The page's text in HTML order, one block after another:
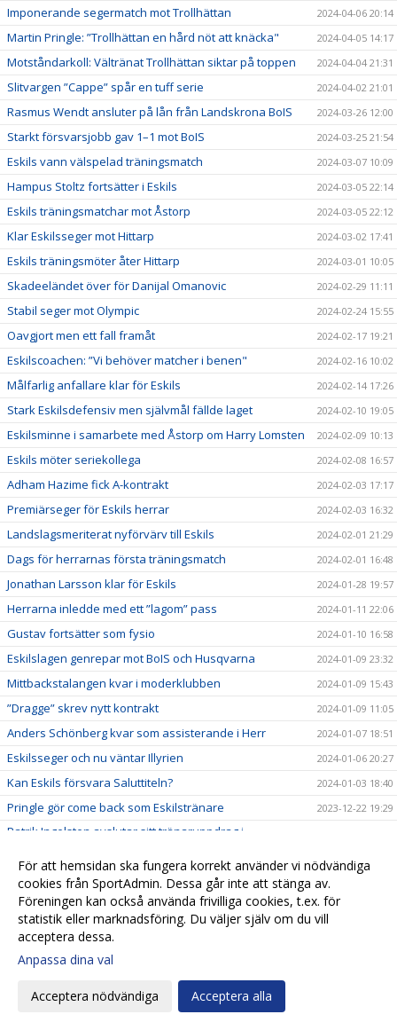
Imponerande segermatch mot Trollhättan 2024-04-06 20:14
Martin Pringle: ”Trollhättan en hård nöt att knäcka" 2024-04-05 14:17
Motståndarkoll: Vältränat Trollhättan siktar på toppen 2024-04-04 21:31
Slitvargen ”Cappe” spår en tuff serie 2024-04-02 21:01
Rasmus Wendt ansluter på lån från Landskrona BoIS 2024-03-26 12:00
Starkt försvarsjobb gav 1–1 mot BoIS 2024-03-25 21:54
Eskils vann välspelad träningsmatch 2024-03-07 10:09
Hampus Stoltz fortsätter i Eskils 2024-03-05 22:14
Eskils träningsmatchar mot Åstorp 2024-03-05 22:12
Klar Eskilsseger mot Hittarp 2024-03-02 17:41
Eskils träningsmöter åter Hittarp 2024-03-01 10:05
Skadeeländet över för Danijal Omanovic 2024-02-29 11:11
Stabil seger mot Olympic 2024-02-24 15:55
Oavgjort men ett fall framåt 2024-02-17 19:21
Eskilscoachen: ”Vi behöver matcher i benen" 2024-02-16 10:02
Målfarlig anfallare klar för Eskils 2024-02-14 17:26
Stark Eskilsdefensiv men självmål fällde laget 2024-02-10 19:05
Eskilsminne i samarbete med Åstorp om Harry Lomsten 2024-02-09 10:13
Eskils möter seriekollega 2024-02-08 16:57
Adham Hazime fick A-kontrakt 2024-02-03 17:17
Premiärseger för Eskils herrar 2024-02-03 16:32
Landslagsmeriterat nyförvärv till Eskils 2024-02-01 21:29
Dags för herrarnas första träningsmatch 2024-02-01 16:48
Jonathan Larsson klar för Eskils 2024-01-28 19:57
Herrarna inledde med ett ”lagom” pass 2024-01-11 22:06
Gustav fortsätter som fysio 2024-01-10 16:58
Eskilslagen genrepar mot BoIS och Husqvarna 2024-01-09 23:32
Mittbackstalangen kvar i moderklubben 2024-01-09 15:43
”Dragge” skrev nytt kontrakt 2024-01-09 11:05
Anders Schönberg kvar som assisterande i Herr 2024-01-07 18:51
Eskilsseger och nu väntar Illyrien 2024-01-06 20:27
Kan Eskils försvara Saluttiteln? 2024-01-03 18:40
Pringle gör come back som Eskilstränare 2023-12-22 19:29
Patrik Ingelsten avslutar sitt tränaruppdrag i
Endrit Ibishi skrev nytt kontrakt 2023-12-17 18:44
Rutinerad målvakt klar för Eskils 2023-12-15 17:32
Hemvändare ny målvaktstränare 2023-12-13 13:34
Skyttekungen signerade nytt kontrakt
Fredrik Liverstam fortsätter i Eskils
Hampus Stoltz uttagen till Morgondagens stjärnor
För att hemsidan ska fungera korrekt använder vi nödvändiga
cookies från SportAdmin. Dessa går inte att stänga av.
Föreningen kan också använda frivilliga cookies, t.ex. för
statistik eller marknadsföring. Du väljer själv om du vill
acceptera dessa.
Anpassa dina val
Acceptera nödvändiga Acceptera alla